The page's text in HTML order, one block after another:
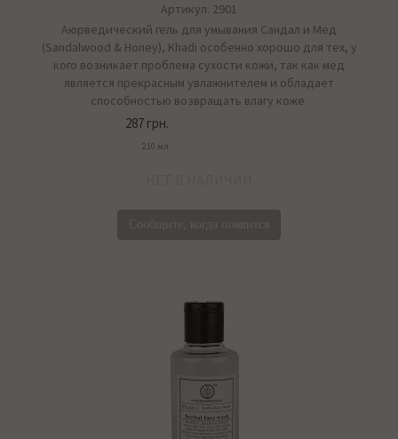
Артикул: 2901
Аюрведический гель для умывания Сандал и Мед
(Sandalwood & Honey), Khadi особенно хорошо для тех, у
кого возникает проблема сухости кожи, так как мед
является прекрасным увлажнителем и обладает
способностью возвращать влагу коже.
287 грн.
210 мл